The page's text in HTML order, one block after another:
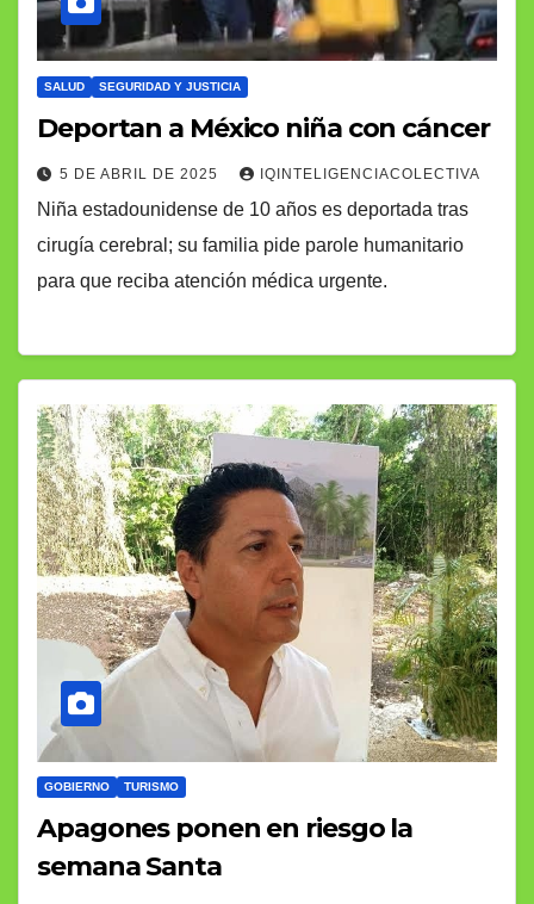
SALUD SEGURIDAD Y JUSTICIA
Deportan a México niña con cáncer
5 DE ABRIL DE 2025 IQINTELIGENCIACOLECTIVA
Niña estadounidense de 10 años es deportada tras
cirugía cerebral; su familia pide parole humanitario
para que reciba atención médica urgente.
GOBIERNO TURISMO
Apagones ponen en riesgo la
semana Santa